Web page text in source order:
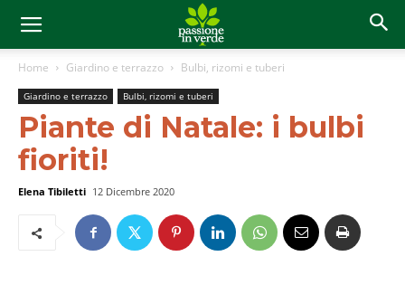
Home Giardino e terrazzo Bulbi, rizomi e tuberi
Giardino e terrazzo Bulbi, rizomi e tuberi
Piante di Natale: i bulbi
fioriti!
Elena Tibiletti 12 Dicembre 2020